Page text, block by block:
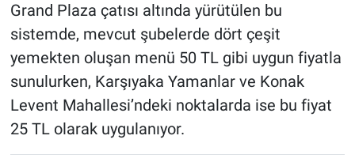
Grand Plaza çatısı altında yürütülen bu
sistemde, mevcut şubelerde dört çeşit
yemekten oluşan menü 50 TL gibi uygun fiyatla
sunulurken, Karşıyaka Yamanlar ve Konak
Levent Mahallesi’ndeki noktalarda ise bu fiyat
25 TL olarak uygulanıyor.